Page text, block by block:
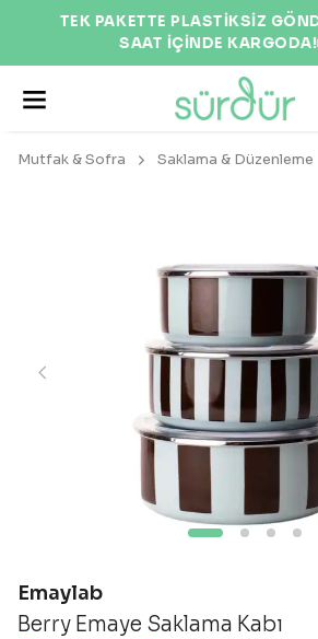
EKOLOJİK VE DOĞAL
Mutfak & Sofra Saklama & Düzenleme
Emaylab
Berry Emaye Saklama Kabı